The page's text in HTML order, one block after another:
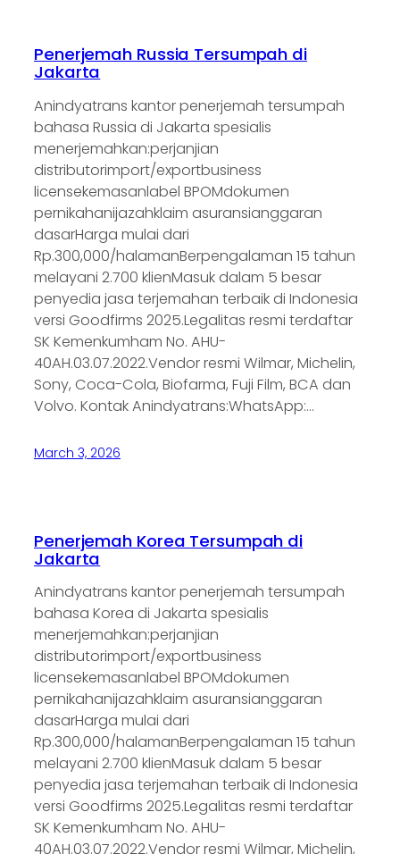
Penerjemah Russia Tersumpah di
Jakarta
Anindyatrans kantor penerjemah tersumpah
bahasa Russia di Jakarta spesialis
menerjemahkan:perjanjian
distributorimport/exportbusiness
licensekemasanlabel BPOMdokumen
pernikahanijazahklaim asuransianggaran
dasarHarga mulai dari
Rp.300,000/halamanBerpengalaman 15 tahun
melayani 2.700 klienMasuk dalam 5 besar
penyedia jasa terjemahan terbaik di Indonesia
versi Goodfirms 2025.Legalitas resmi terdaftar
SK Kemenkumham No. AHU-
40AH.03.07.2022.Vendor resmi Wilmar, Michelin,
Sony, Coca-Cola, Biofarma, Fuji Film, BCA dan
Volvo. Kontak Anindyatrans:WhatsApp:…
March 3, 2026
Penerjemah Korea Tersumpah di
Jakarta
Anindyatrans kantor penerjemah tersumpah
bahasa Korea di Jakarta spesialis
menerjemahkan:perjanjian
distributorimport/exportbusiness
licensekemasanlabel BPOMdokumen
pernikahanijazahklaim asuransianggaran
dasarHarga mulai dari
Rp.300,000/halamanBerpengalaman 15 tahun
melayani 2.700 klienMasuk dalam 5 besar
penyedia jasa terjemahan terbaik di Indonesia
versi Goodfirms 2025.Legalitas resmi terdaftar
SK Kemenkumham No. AHU-
40AH.03.07.2022.Vendor resmi Wilmar, Michelin,